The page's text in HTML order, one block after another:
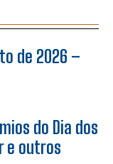
de 2026 –
do Dia dos
e outros